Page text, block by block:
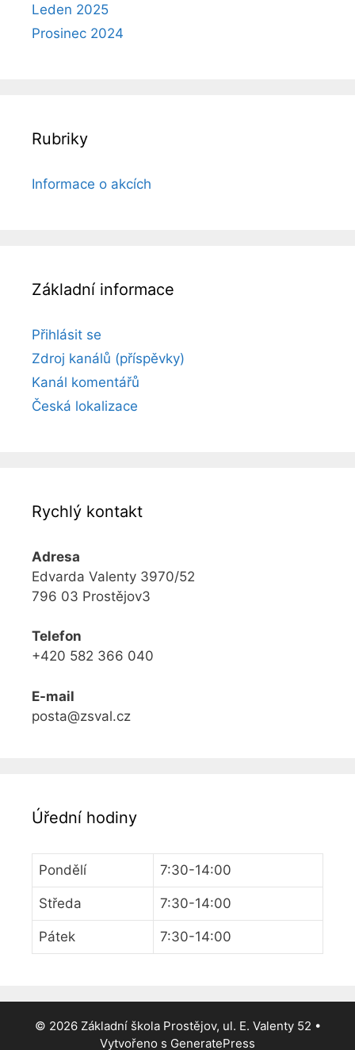
Leden 2025
Prosinec 2024
Rubriky
Informace o akcích
Základní informace
Přihlásit se
Zdroj kanálů (příspěvky)
Kanál komentářů
Česká lokalizace
Rychlý kontakt
Adresa
Edvarda Valenty 3970/52
796 03 Prostějov3
Telefon
+420 582 366 040
E-mail
posta@zsval.cz
Úřední hodiny
Pondělí 7:30-14:00
Středa 7:30-14:00
Pátek 7:30-14:00
© 2026 Základní škola Prostějov, ul. E. Valenty 52 •
Vytvořeno s GeneratePress